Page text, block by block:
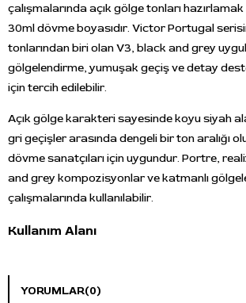
çalışmalarında açık gölge tonları hazırlamak
30ml dövme boyasıdır. Victor Portugal
tonlarından biri olan V3, black and grey
gölgelendirme, yumuşak geçiş ve detay
için tercih edilebilir.
Açık gölge karakteri sayesinde koyu siyah
gri geçişler arasında dengeli bir ton aralığı
dövme sanatçıları için uygundur. Portre,
and grey kompozisyonlar ve katmanlı
çalışmalarında kullanılabilir.
Kullanım Alanı
realizm, portre, hafif gölge geçişleri, detaylı
YORUMLAR(0)